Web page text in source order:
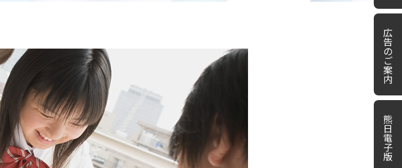
広
告
の
ご
案
内
熊
日
電
子
版